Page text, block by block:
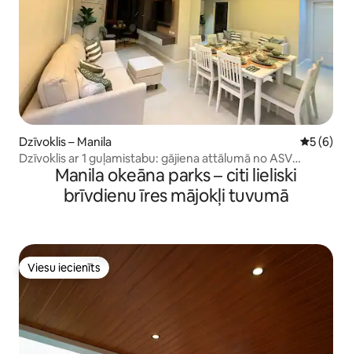
Dzīvoklis – Manila Vidējais
5 (6)
Dzīvoklis ar 1 guļamistabu: gājiena attālumā no ASV
vēstniecībasManila okeāna parks – citi lieliski
brīvdienu īres mājokļi tuvumā
Viesu iecienīts
Viesu iecienīts